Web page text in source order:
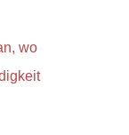
wo